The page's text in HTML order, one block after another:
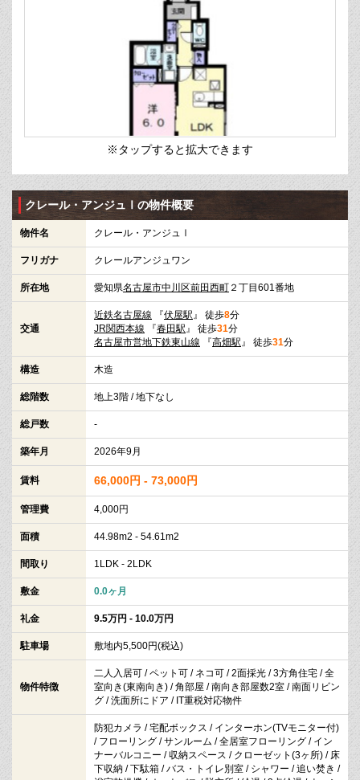
※タップすると拡大できます
クレール・アンジュⅠの物件概要
物件名 クレール・アンジュⅠ
フリガナ クレールアンジュワン
所在地 愛知県名古屋市中川区前田西町 ２丁目601番地
交通
近鉄名古屋線 『伏屋駅 』 徒歩8分
JR関西本線 『春田駅 』 徒歩31分
名古屋市営地下鉄東山線 『高畑駅 』 徒歩31分
構造 木造
総階数 地上3階 / 地下なし
総戸数 -
築年月 2026年9月
賃料 66,000円 - 73,000円
管理費 4,000円
面積 44.98m2 - 54.61m2
間取り 1LDK - 2LDK
敷金 0.0ヶ月
礼金 9.5万円 - 10.0万円
駐車場 敷地内5,500円(税込)
物件特徴
二人入居可 / ペット可 / ネコ可 / 2面採光 / 3方角住宅 / 全
室向き(東南向き) / 角部屋 / 南向き部屋数2室 / 南面リビン
グ / 洗面所にドア / IT重税対応物件
防犯カメラ / 宅配ボックス / インターホン(TVモニター付)
/ フローリング / サンルーム / 全居室フローリング / イン
ナーバルコニー / 収納スペース / クローゼット(3ヶ所) / 床
下収納 / 下駄箱 / バス・トイレ別室 / シャワー / 追い焚き /